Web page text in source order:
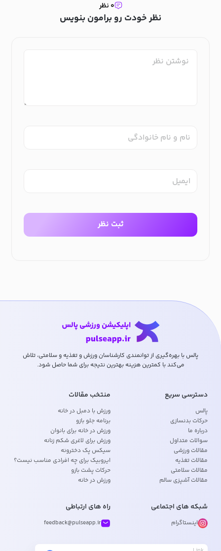
نظر خودت رو برامون بنویس
۰ نظر
نام و نام خانوادگی
ایمیل
ثبت نظر
پالس با بهره‌گیری از توانمندی کارشناسان ورزش و تغذیه و سلامتی، تلاش
می‌کند با کمترین هزینه بهترین نتیجه برای شما حاصل شود.
دسترسی سریع
پالس
حرکات بدنسازی
درباره ما
سوالات متداول
مقالات ورزشی
مقالات تغذیه
مقالات سلامتی
مقالات آشپزی سالم
منتخب مقالات
ورزش با دمبل در خانه
برنامه جلو بازو
ورزش در خانه برای بانوان
ورزش برای لاغری شکم زنانه
سیکس پک دخترونه
ایروبیک برای چه افرادی مناسب نیست؟
حرکات پشت بازو
ورزش در خانه
شبکه های اجتماعی
اینستاگرام
راه های ارتباطی
feedback@pulseapp.ir